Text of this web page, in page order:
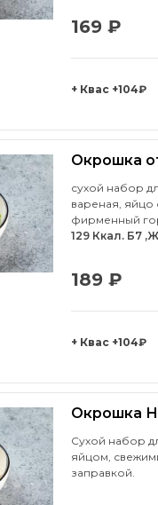
169 ₽
+ Квас +104₽
Окрошка
сухой набор
вареная, яйцо
фирменный
129 Ккал. Б7
189 ₽
+ Квас +104₽
Окрошка
Сухой набор
яйцом,
заправкой.